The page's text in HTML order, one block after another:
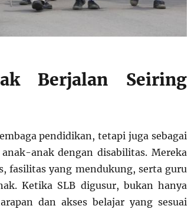
Berjalan Seiring
pendidikan, tetapi juga sebagai
anak dengan disabilitas. Mereka
fasilitas yang mendukung, serta guru
Ketika SLB digusur, bukan hanya
dan akses belajar yang sesuai